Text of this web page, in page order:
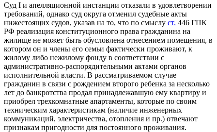
Суд I и апелляционной инстанции отказали в удовлетворении
требований, однако суд округа отменил судебные акты
нижестоящих судов, указав на то, что по смыслу ст. 446 ГПК
РФ реализация конституционного права гражданина на
жилище не может быть обусловлена отнесением помещения, в
котором он и члены его семьи фактически проживают, к
жилому либо нежилому фонду в соответствии с
административно-распорядительными актами органов
исполнительной власти. В рассматриваемом случае
гражданин в связи с рождением второго ребенка за несколько
лет до банкротства продал принадлежавшую ему квартиру и
приобрел трехкомнатные апартаменты, которые по своим
техническим характеристикам (наличие инженерных
коммуникаций, электричества, отопления и пр.) отвечают
признакам пригодности для постоянного проживания.